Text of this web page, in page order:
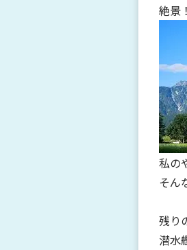
絶景
私の
そん
残り
潜水